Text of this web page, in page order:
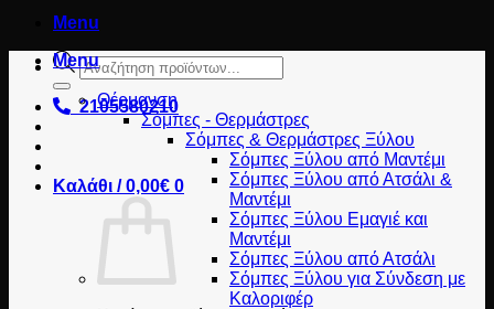
Menu
Products
search
2105580210
Καλάθι /0,00€ 0
Menu
Θέρμανση
Σόμπες - Θερμάστρες
Σόμπες & Θερμάστρες Ξύλου
Σόμπες Ξύλου από Μαντέμι
Σόμπες Ξύλου από Ατσάλι &
Μαντέμι
Σόμπες Ξύλου Εμαγιέ και
Μαντέμι
Σόμπες Ξύλου από Ατσάλι
Σόμπες Ξύλου για Σύνδεση με
Καλοριφέρ